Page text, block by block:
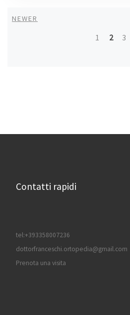
Newer
NEWER
1 2
3
Contatti rapidi
tel:+393358007236
dottorfranceschi.ortopedia@gmail.com
Prenota una visita